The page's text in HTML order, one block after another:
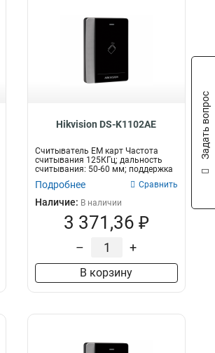
Hikvision DS-K1102AE
Считыватель EM карт Частота
считывания 125КГц; дальность
считывания: 50-60 мм; поддержка
проток...
Подробнее Сравнить
Наличие: В наличии
3 371,36 ₽
– +
В корзину
Задать вопрос